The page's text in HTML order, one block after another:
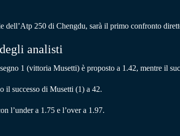
dell’Atp 250 di Chengdu, sarà il primo confronto
analisti
1 (vittoria Musetti) è proposto a 1.42, mentre il
il successo di Musetti (1) a 42.
l’under a 1.75 e l’over a 1.97.